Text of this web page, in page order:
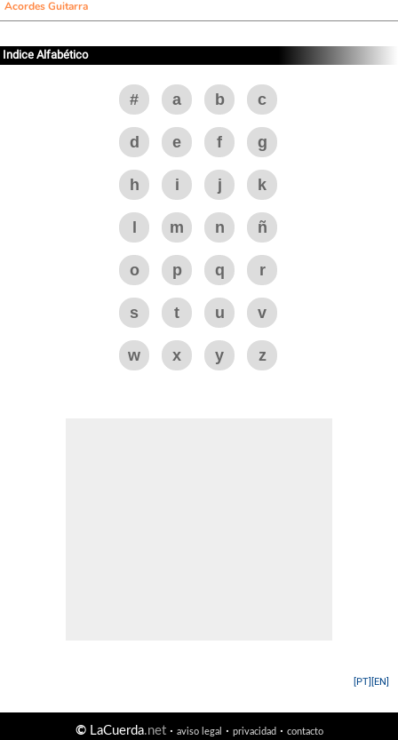
Acordes Guitarra
Indice Alfabético
# a b c
d e f g
h i j k
m n ñ
o p q r
s t u v
w x y z
[EN]
[PT]
©LaCuerda.net· aviso legal · privacidad· contacto